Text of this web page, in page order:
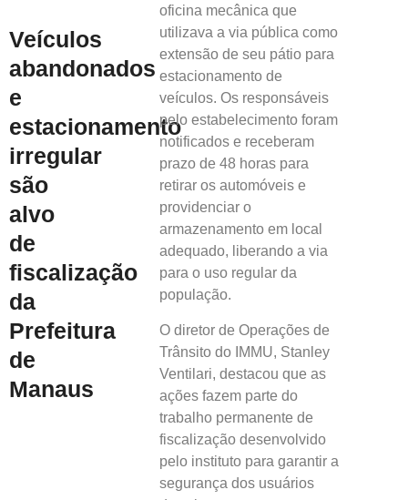
Veículos
abandonados
e
estacionamento
irregular
são
alvo
de
fiscalização
da
Prefeitura
de
Manaus
oficina mecânica que
utilizava a via pública como
extensão de seu pátio para
estacionamento de
veículos. Os responsáveis
pelo estabelecimento foram
notificados e receberam
prazo de 48 horas para
retirar os automóveis e
providenciar o
armazenamento em local
adequado, liberando a via
para o uso regular da
população.
O diretor de Operações de
Trânsito do IMMU, Stanley
Ventilari, destacou que as
ações fazem parte do
trabalho permanente de
fiscalização desenvolvido
pelo instituto para garantir a
segurança dos usuários